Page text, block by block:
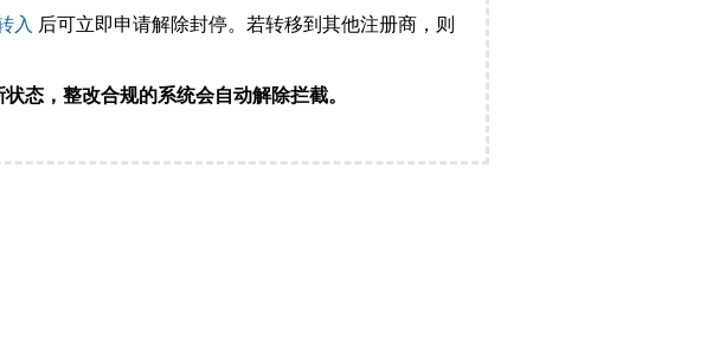
入 后可立即申请解除封停。若转移到其他注册商，则
态，整改合规的系统会自动解除拦截。